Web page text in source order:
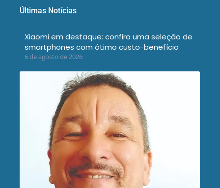
Últimas Notícias
Xiaomi em destaque: confira uma seleção de
smartphones com ótimo custo-benefício
6 de agosto de 2026